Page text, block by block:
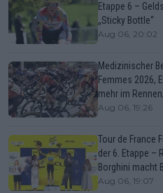
Etappe 6 –
„Sticky Bottle“
Aug 06, 20:02
Medizinischer
Femmes 2026,
mehr im
Aug 06, 19:26
Tour de France
der 6. Etappe –
Borghini macht
Aug 06, 19:07